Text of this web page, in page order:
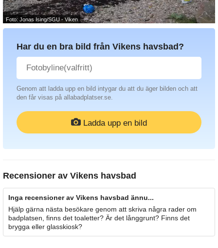
Foto: Jonas Ising/SGU - Viken
Har du en bra bild från Vikens havsbad?
Genom att ladda upp en bild intygar du att du äger bilden och att
den får visas på allabadplatser.se.
Ladda upp en bild
Recensioner av Vikens havsbad
Inga recensioner av Vikens havsbad ännu...
Hjälp gärna nästa besökare genom att skriva några rader om
badplatsen, finns det toaletter? Är det långgrunt? Finns det
brygga eller glasskiosk?